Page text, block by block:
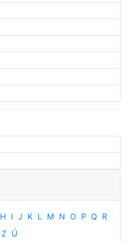
H I J K L M N O P Q R
Z Ú